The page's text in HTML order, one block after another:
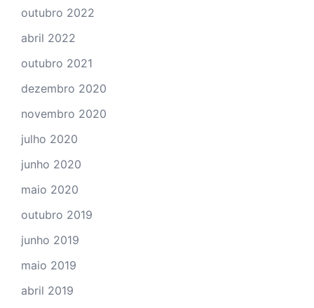
outubro 2022
abril 2022
outubro 2021
dezembro 2020
novembro 2020
julho 2020
junho 2020
maio 2020
outubro 2019
junho 2019
maio 2019
abril 2019